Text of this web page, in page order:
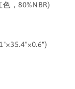
，80%NBR)